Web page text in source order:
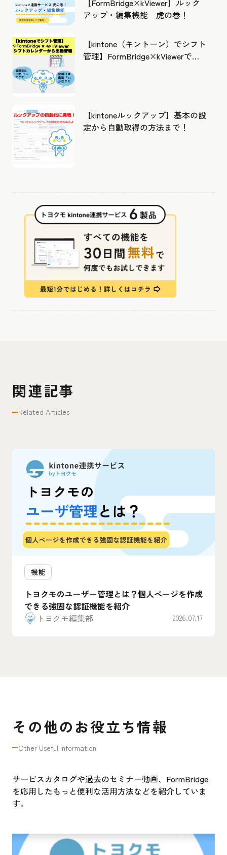
【FormBridge×kViewer】ルック
アップ・編集機能 虎の巻！
【kintone（キントーン）でシフト
管理】FormBridge×kViewerで作
【kintoneルックアップ】基本の設
定から自動取得の方法まで！
関連記事
Related Articles
機能
トヨクモのユーザー管理とは？個人ページを作成
できる強固な認証機能を紹介
トヨクモ編集部
2026.07.17
その他のお役立ち情報
Other Useful Information
サービスカタログや過去のセミナー動画、FormBridge
を応用したもっと便利な活用方法などを紹介していま
す。